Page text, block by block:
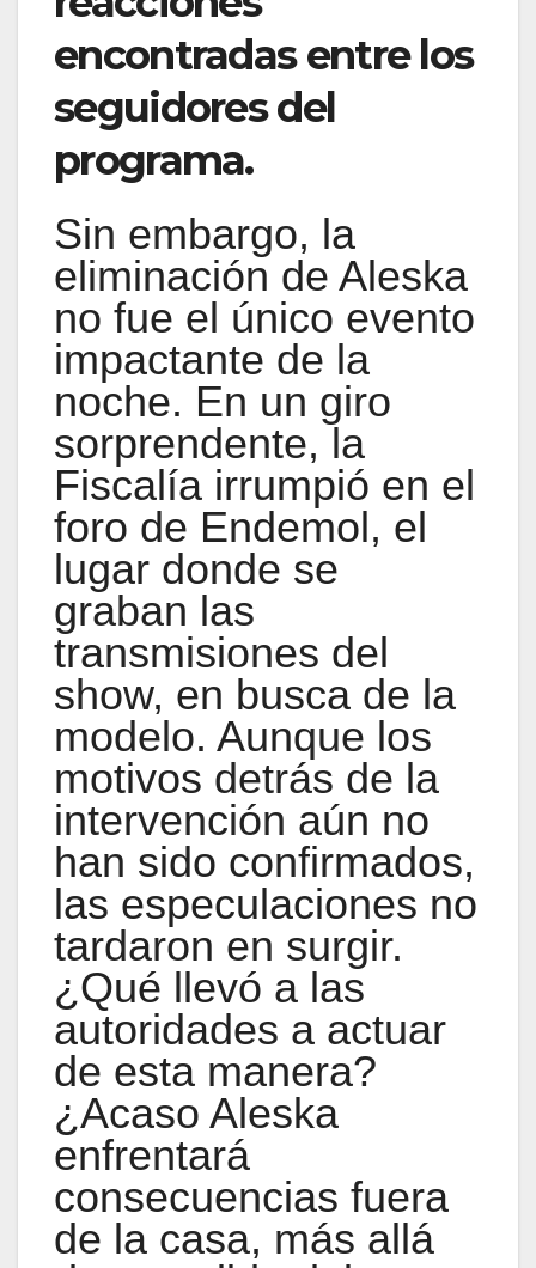
encontradas entre los
seguidores del
programa.
Sin embargo, la
eliminación de Aleska
no fue el único evento
impactante de la
noche. En un giro
sorprendente, la
Fiscalía irrumpió en el
foro de Endemol, el
lugar donde se
graban las
transmisiones del
show, en busca de la
modelo. Aunque los
motivos detrás de la
intervención aún no
han sido confirmados,
las especulaciones no
tardaron en surgir.
¿Qué llevó a las
autoridades a actuar
de esta manera?
¿Acaso Aleska
enfrentará
consecuencias fuera
de la casa, más allá